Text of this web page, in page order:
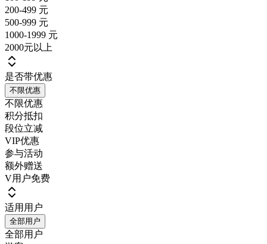
200-499 元
500-999 元
1000-1999 元
2000元以上
是否带优惠
不限优惠
不限优惠
积分抵扣
段位立减
VIP优惠
参与活动
额外赠送
V用户免费
适用用户
全部用户
全部用户